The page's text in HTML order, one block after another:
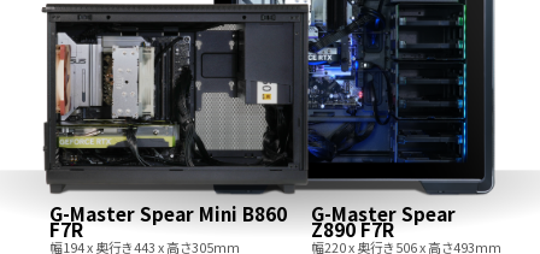
G-Master Spear
Z890 F7R
幅220 x 奥行き506 x 高さ493mm
G-Master Spear Mini B860
F7R
幅194 x 奥行き443 x 高さ305mm